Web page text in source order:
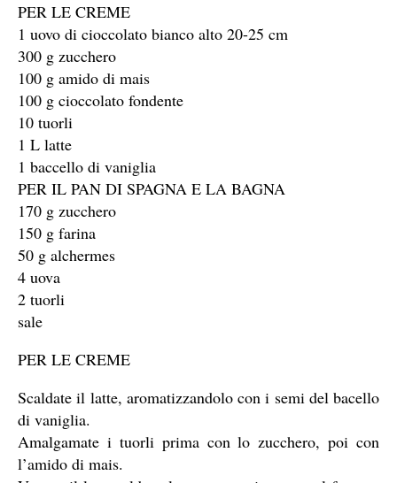
PER LE CREME
1 uovo di cioccolato bianco alto 20-25 cm
300 g zucchero
100 g amido di mais
100 g cioccolato fondente
10 tuorli
1 L latte
1 baccello di vaniglia
PER IL PAN DI SPAGNA E LA BAGNA
170 g zucchero
150 g farina
50 g alchermes
4 uova
2 tuorli
sale
PER LE CREME
Scaldate il latte, aromatizzandolo con i semi del bacello
di vaniglia.
Amalgamate i tuorli prima con lo zucchero, poi con
l’amido di mais.